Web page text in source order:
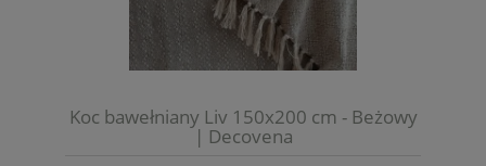
Koc bawełniany Liv 150x200 cm - Beżowy
| Decovena